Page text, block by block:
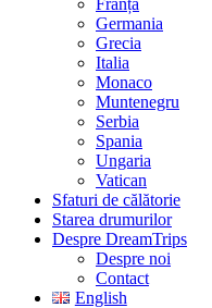
Franța
Germania
Grecia
Italia
Monaco
Muntenegru
Serbia
Spania
Ungaria
Vatican
Sfaturi de călătorie
Starea drumurilor
Despre DreamTrips
Despre noi
Contact
English